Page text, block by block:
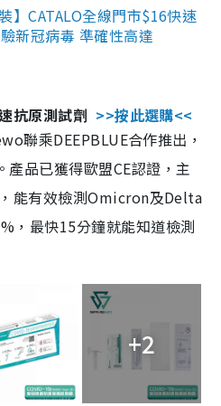
】CATALO全線門市$16快速
新冠病毒 準確性高達
抗原測試劑 >>按此選購<<
聯乘DEEPBLUE合作推出，
品已獲得歐盟CE認證，主
能有效檢測Omicron及Delta
，最快15分鐘就能知道檢測
+2